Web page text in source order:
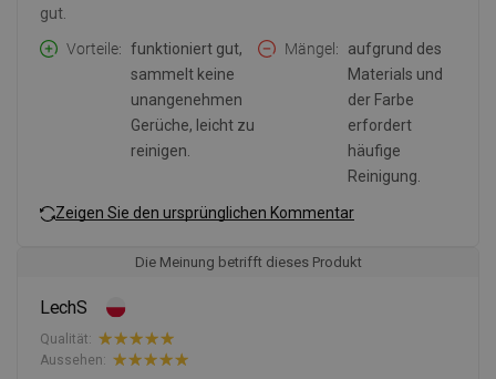
gut.
Vorteile
funktioniert gut,
sammelt keine
unangenehmen
Gerüche, leicht zu
reinigen.
Mängel
aufgrund des
Materials und
der Farbe
erfordert
häufige
Reinigung.
Zeigen Sie den ursprünglichen Kommentar
Die Meinung betrifft dieses Produkt
LechS
Qualität:
Aussehen: